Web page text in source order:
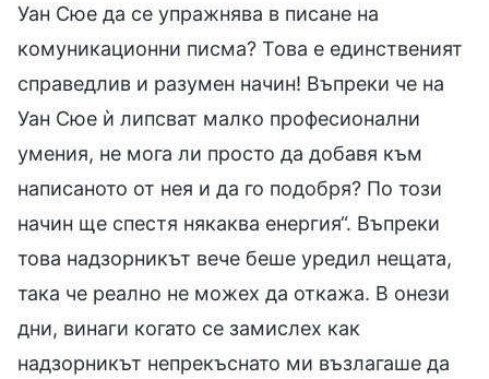
Уан Сюе да се упражнява в писане на
комуникационни писма? Това е единственият
справедлив и разумен начин! Въпреки че на
Уан Сюе ѝ липсват малко професионални
умения, не мога ли просто да добавя към
написаното от нея и да го подобря? По този
начин ще спестя някаква енергия“. Въпреки
това надзорникът вече беше уредил нещата,
така че реално не можех да откажа. В онези
дни, винаги когато се замислех как
надзорникът непрекъснато ми възлагаше да